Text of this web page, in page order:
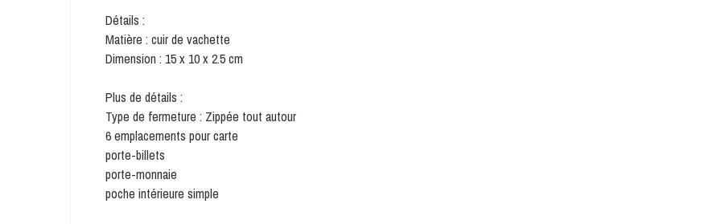
Détails :
Matière : cuir de vachette
Dimension : 15 x 10 x 2.5 cm
Plus de détails :
Type de fermeture : Zippée tout autour
6 emplacements pour carte
porte-billets
porte-monnaie
poche intérieure simple